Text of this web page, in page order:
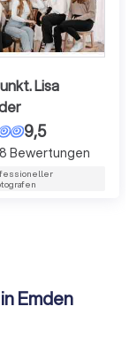
Lisa
9,5
Bewertungen
Emden